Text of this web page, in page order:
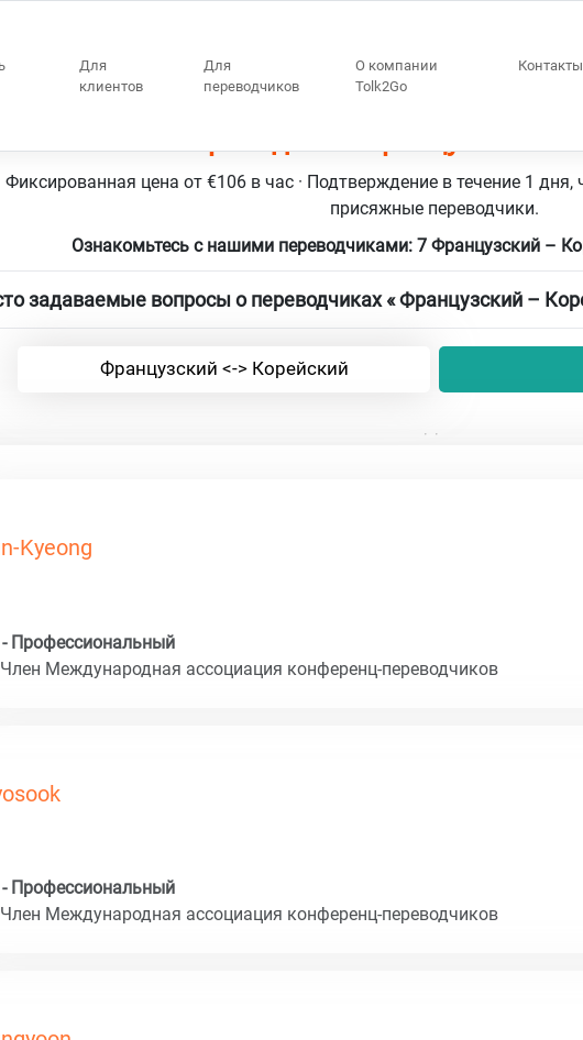
Для
клиентов
Для
переводчиков
О компании
Tolk2Go
Контакты
Фиксированная цена от €106 в час · Подтверждение в течение 1 дня,
присяжные переводчики.
Ознакомьтесь с нашими переводчиками: 7 Французский –
задаваемые вопросы о переводчиках « Французский –
Французский <-> Корейский
Kyeong
- Профессиональный
Член Международная ассоциация конференц-переводчиков
- Профессиональный
Член Международная ассоциация конференц-переводчиков